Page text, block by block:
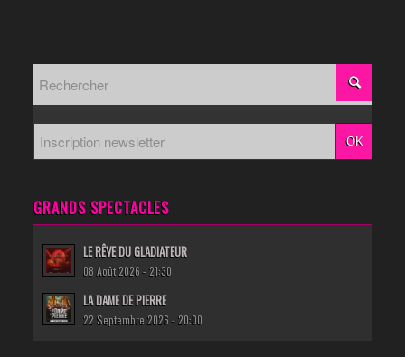
GRANDS SPECTACLES
LE RÊVE DU GLADIATEUR
08 Août 2026 - 21:30
LA DAME DE PIERRE
22 Septembre 2026 - 20:00